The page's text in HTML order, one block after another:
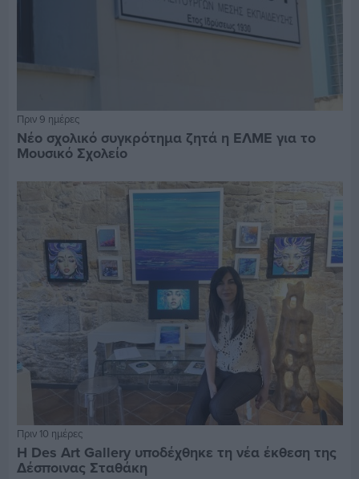
Πριν 9 ημέρες
Νέο σχολικό συγκρότημα ζητά η ΕΛΜΕ για το
Μουσικό Σχολείο
Πριν 10 ημέρες
Η Des Art Gallery υποδέχθηκε τη νέα έκθεση της
Δέσποινας Σταθάκη